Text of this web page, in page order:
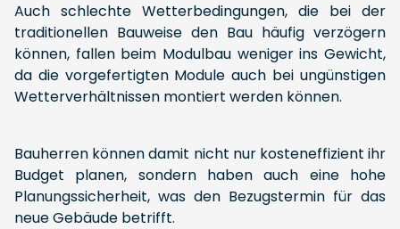
Auch schlechte Wetterbedingungen, die bei der
traditionellen Bauweise den Bau häufig verzögern
können, fallen beim Modulbau weniger ins Gewicht,
da die vorgefertigten Module auch bei ungünstigen
Wetterverhältnissen montiert werden können.
Bauherren können damit nicht nur kosteneffizient ihr
Budget planen, sondern haben auch eine hohe
Planungssicherheit, was den Bezugstermin für das
neue Gebäude betrifft.